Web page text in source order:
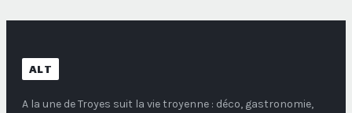
ALT
A la une de Troyes suit la vie troyenne : déco, gastronomie,